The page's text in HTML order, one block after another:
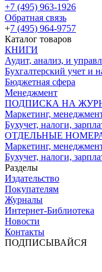
+7 (495) 963-1926
Обратная связь
+7 (495) 964-9757
Каталог товаров
КНИГИ
Аудит, анализ, и
Бухгалтерский учет и
Бюджетная сфера
Менеджмент
ПОДПИСКА НА
Маркетинг,
Бухучет, налоги,
ОТДЕЛЬНЫЕ
Маркетинг,
Бухучет, налоги,
Разделы
Издательство
Покупателям
Журналы
Интернет-Библиотека
Новости
Контакты
ПОДПИСЫВАЙСЯ